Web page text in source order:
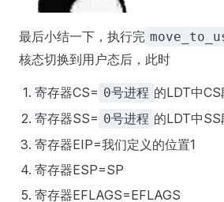
最后小结一下，执行完
核态切换到用户态后，此时
寄存器CS= 0号进程 的LDT中CS
寄存器SS= 0号进程 的LDT中SS
寄存器EIP=我们定义的位置1
寄存器ESP=SP
寄存器EFLAGS=EFLAGS